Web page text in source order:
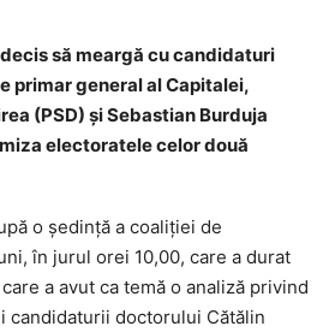
decis să meargă cu candidaturi
primar general al Capitalei,
(PSD) şi Sebastian Burduja
electoratele celor două
o şedinţă a coaliţiei de
în jurul orei 10,00, care a durat
a avut ca temă o analiză privind
candidaturii doctorului Cătălin